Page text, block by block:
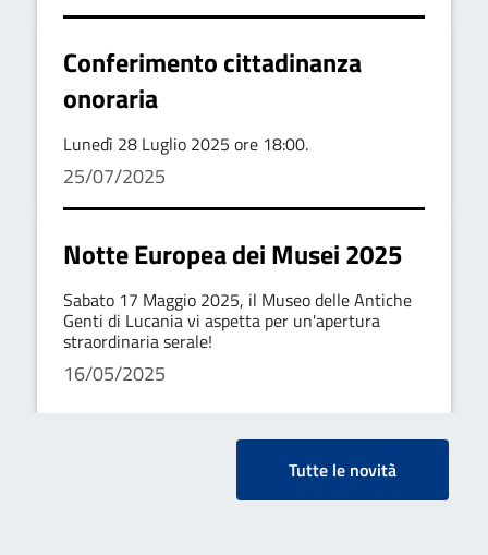
Conferimento cittadinanza
onoraria
Lunedì 28 Luglio 2025 ore 18:00.
25/07/2025
Notte Europea dei Musei 2025
Sabato 17 Maggio 2025, il Museo delle Antiche
Genti di Lucania vi aspetta per un'apertura
straordinaria serale!
16/05/2025
Tutte le novità